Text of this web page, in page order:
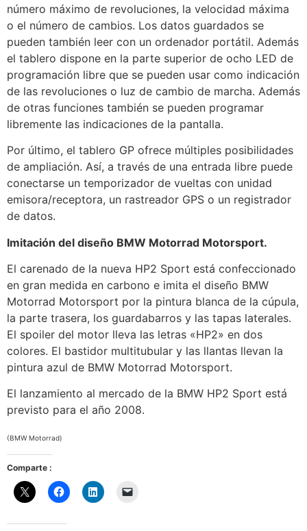
número máximo de revoluciones, la velocidad máxima
o el número de cambios. Los datos guardados se
pueden también leer con un ordenador portátil. Además
el tablero dispone en la parte superior de ocho LED de
programación libre que se pueden usar como indicación
de las revoluciones o luz de cambio de marcha. Además
de otras funciones también se pueden programar
libremente las indicaciones de la pantalla.
Por último, el tablero GP ofrece múltiples posibilidades
de ampliación. Así, a través de una entrada libre puede
conectarse un temporizador de vueltas con unidad
emisora/receptora, un rastreador GPS o un registrador
de datos.
Imitación del diseño BMW Motorrad Motorsport.
El carenado de la nueva HP2 Sport está confeccionado
en gran medida en carbono e imita el diseño BMW
Motorrad Motorsport por la pintura blanca de la cúpula,
la parte trasera, los guardabarros y las tapas laterales.
El spoiler del motor lleva las letras «HP2» en dos
colores. El bastidor multitubular y las llantas llevan la
pintura azul de BMW Motorrad Motorsport.
El lanzamiento al mercado de la BMW HP2 Sport está
previsto para el año 2008.
(BMW Motorrad)
Comparte :